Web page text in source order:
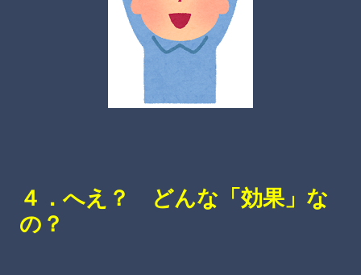
４．へえ？ どんな「効果」な
の？